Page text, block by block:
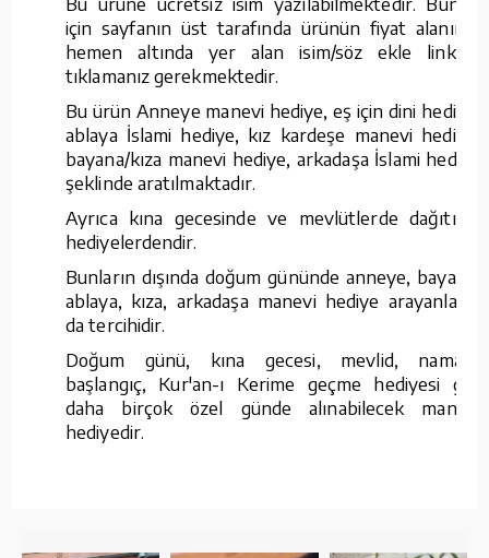
için sayfanın üst tarafında ürünün fiyat alanının
hemen altında yer alan isim/söz ekle linkine
tıklamanız gerekmektedir.
Bu ürün Anneye manevi hediye, eş için dini hediye,
ablaya İslami hediye, kız kardeşe manevi hediye,
bayana/kıza manevi hediye, arkadaşa İslami hediye
şeklinde aratılmaktadır.
Ayrıca kına gecesinde ve mevlütlerde dağıtılan
hediyelerdendir.
Bunların dışında doğum gününde anneye, bayana,
ablaya, kıza, arkadaşa manevi hediye arayanların
da tercihidir.
Doğum günü, kına gecesi, mevlid, namaza
başlangıç, Kur'an-ı Kerime geçme hediyesi gibi
daha birçok özel günde alınabilecek manevi
hediyedir.